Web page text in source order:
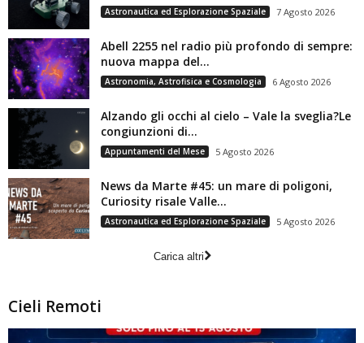
Astronautica ed Esplorazione Spaziale 7 Agosto 2026
Abell 2255 nel radio più profondo di sempre:
nuova mappa del...
Astronomia, Astrofisica e Cosmologia 6 Agosto 2026
Alzando gli occhi al cielo – Vale la sveglia?Le
congiunzioni di...
Appuntamenti del Mese 5 Agosto 2026
News da Marte #45: un mare di poligoni,
Curiosity risale Valle...
Astronautica ed Esplorazione Spaziale 5 Agosto 2026
Carica altri
Cieli Remoti